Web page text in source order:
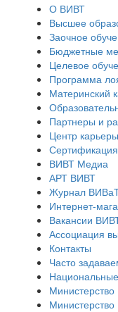
О ВИВТ
Высшее
Заочное
Бюджетные
Целевое
Программа
Материнский
Партнеры и
Центр
ВИВТ Медиа
АРТ ВИВТ
Журнал
Интернет-
Вакансии
Ассоциация
Контакты
Часто